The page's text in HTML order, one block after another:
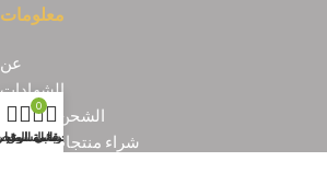
معلومات
عن
الشهادات
الشحن والإرجاع
شراء منتجات تايلندية
قائمة
0
عربة التسوق
حسابي